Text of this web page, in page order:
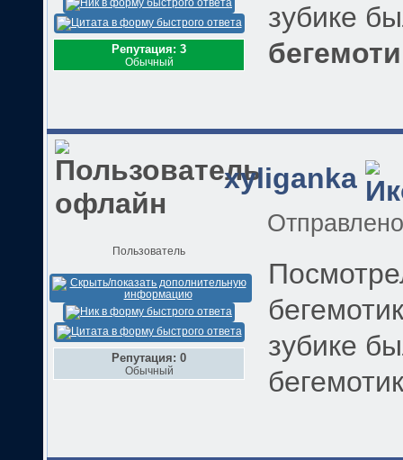
Репутация: 3
Обычный
зубике
xyliganka
Пользователь
Репутация: 0
Обычный
зубике